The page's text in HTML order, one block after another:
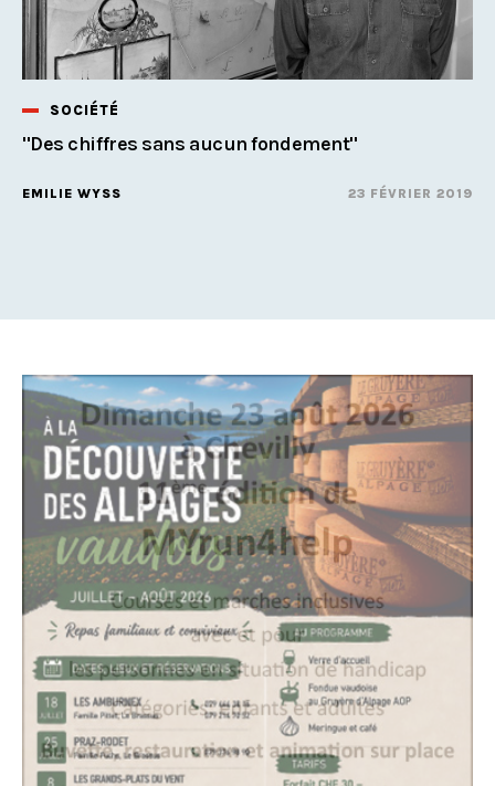
SOCIÉTÉ
''Des chiffres sans aucun fondement''
EMILIE WYSS 23 FÉVRIER 2019